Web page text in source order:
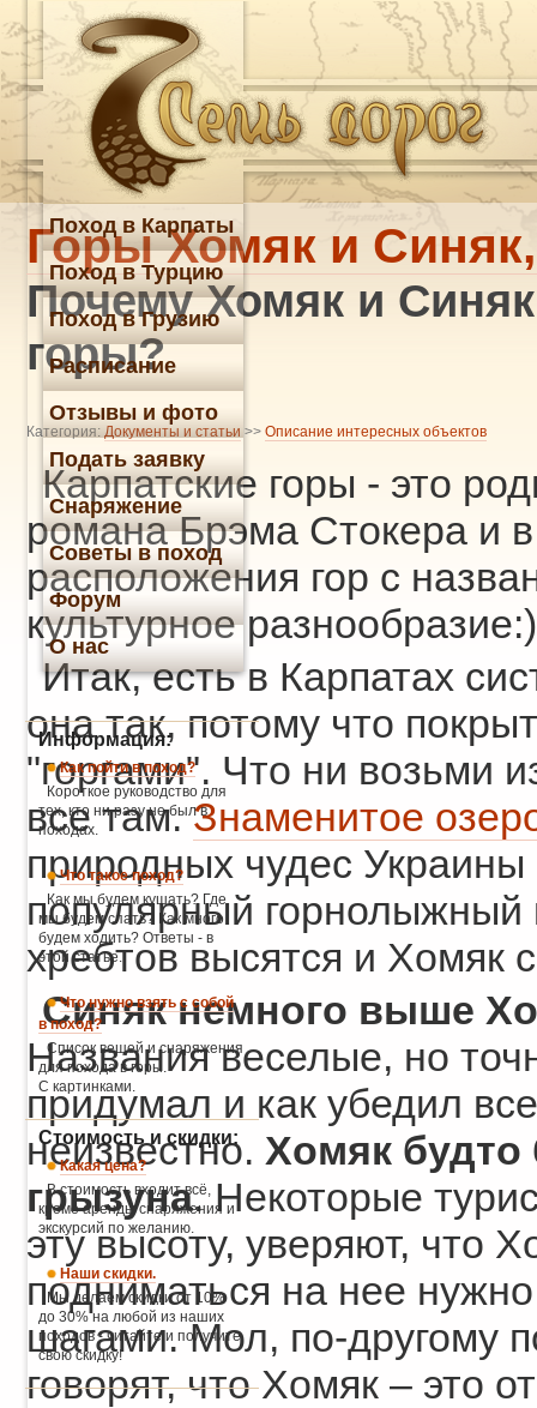
Горы Хомяк и
Почему Хомяк и Синяк
горы?
Категория: Документы и статьи >> Описание интересных объектов
Карпатские горы - это
романа Брэма Стокера и
расположения гор с
культурное разнообразие:)
Итак, есть в Карпатах
она так, потому что
"горгами". Что ни возьми
все там.Знаменитое
природных чудес
популярный горнолыжный
хребтов высятся и Хомяк
Синяк немного выше
Названия веселые, но
придумал и как убедил
неизвестно. Хомяк будто
грызуна. Некоторые
эту высоту, уверяют, что
подниматься на нее
шагами. Мол, по-другому
говорят, что Хомяк – это
Поход в Карпаты
Поход в Турцию
Поход в Грузию
Расписание
Отзывы и фото
Подать заявку
Снаряжение
Советы в поход
Форум
О нас
Информация:
Как пойти в поход?
Короткое руководство для
тех, кто ни разу не был в
походах.
Что такое поход?
Как мы будем кушать? Где
мы будем спать? Как много
будем ходить? Ответы - в
этой статье.
Что нужно взять с собой
в поход?
Список вещей и снаряжения
для похода в горы.
С картинками.
Стоимость и скидки:
Какая цена?
В стоимость входит всё,
кроме аренды снаряжения и
экскурсий по желанию.
Наши скидки.
Мы делаем скидки от 10%
до 30% на любой из наших
походов - читайте и получите
свою скидку!